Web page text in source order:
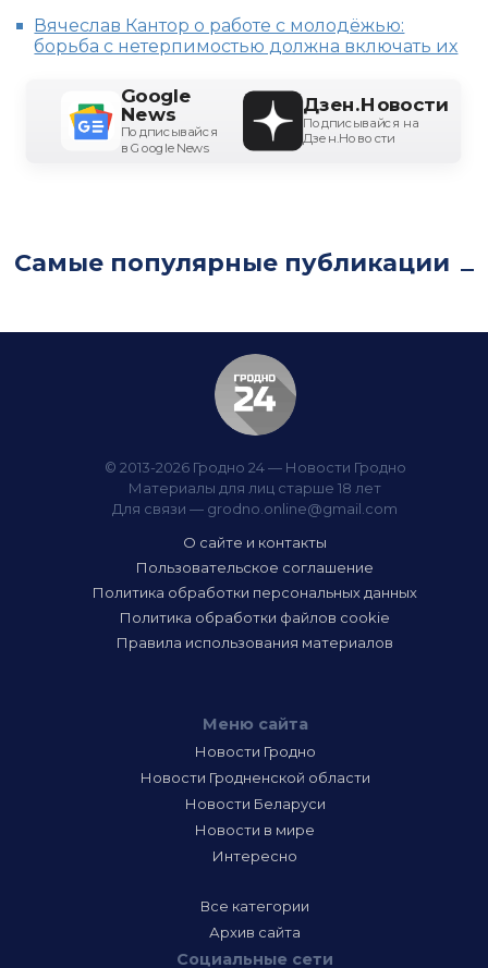
Вячеслав Кантор о работе с молодёжью:
борьба с нетерпимостью должна включать их
Google
News
Подписывайся
в Google News
Дзен.Новости
Подписывайся на
Дзен.Новости
Самые популярные публикации
© 2013-2026 Гродно 24 — Новости Гродно
Материалы для лиц старше 18 лет
Для связи — grodno.online@gmail.com
О сайте и контакты
Пользовательское соглашение
Политика обработки персональных данных
Политика обработки файлов cookie
Правила использования материалов
Меню сайта
Новости Гродно
Новости Гродненской области
Новости Беларуси
Новости в мире
Интересно
Все категории
Архив сайта
Социальные сети